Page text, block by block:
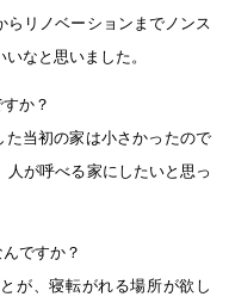
らリノベーションまでノンス
なと思いました。
か？
当初の家は小さかったので
が呼べる家にしたいと思っ
ですか？
が、寝転がれる場所が欲し